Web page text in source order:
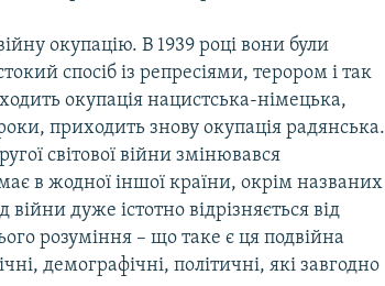
окупацію. В 1939 році вони були
спосіб із репресіями, терором і так
окупація нацистська-німецька,
приходить знову окупація радянська.
світової війни змінювався
в жодної іншої країни, окрім названих
дуже істотно відрізняється від
розуміння – що таке є ця подвійна
демографічні, політичні, які завгодно